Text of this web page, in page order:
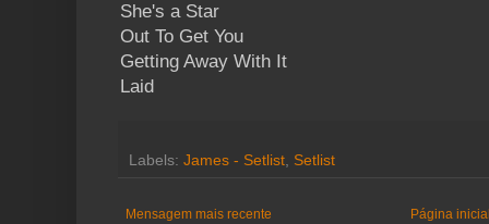
She's a Star
Out To Get You
Getting Away With It
Laid
Labels: James - Setlist, Setlist
Mensagem mais recente Página